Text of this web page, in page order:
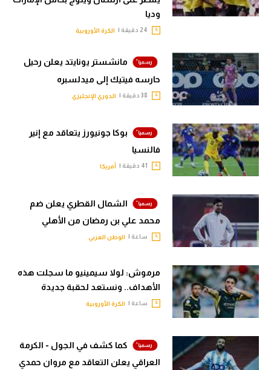
وديا
الكرة الأوروبية
مانشستر يونايتد يعلن رحيل
حارسه فيتيك إلى ميدلسبره
الدوري الإنجليزي
بوكا جونيورز يتعاقد مع إنير
فالنسيا
أمريكا
الشمال القطري يعلن ضم
محمد علي بن رمضان من الأهلي
ساعة | الوطن العربي
مرموش: لولا سيمينيو ما سجلت هذه
الأهداف.. ونستعد لحقبة جديدة
ساعة | الكرة الأوروبية
كما كشف في الجول - الكرمة
العراقي يعلن التعاقد مع مروان حمدي